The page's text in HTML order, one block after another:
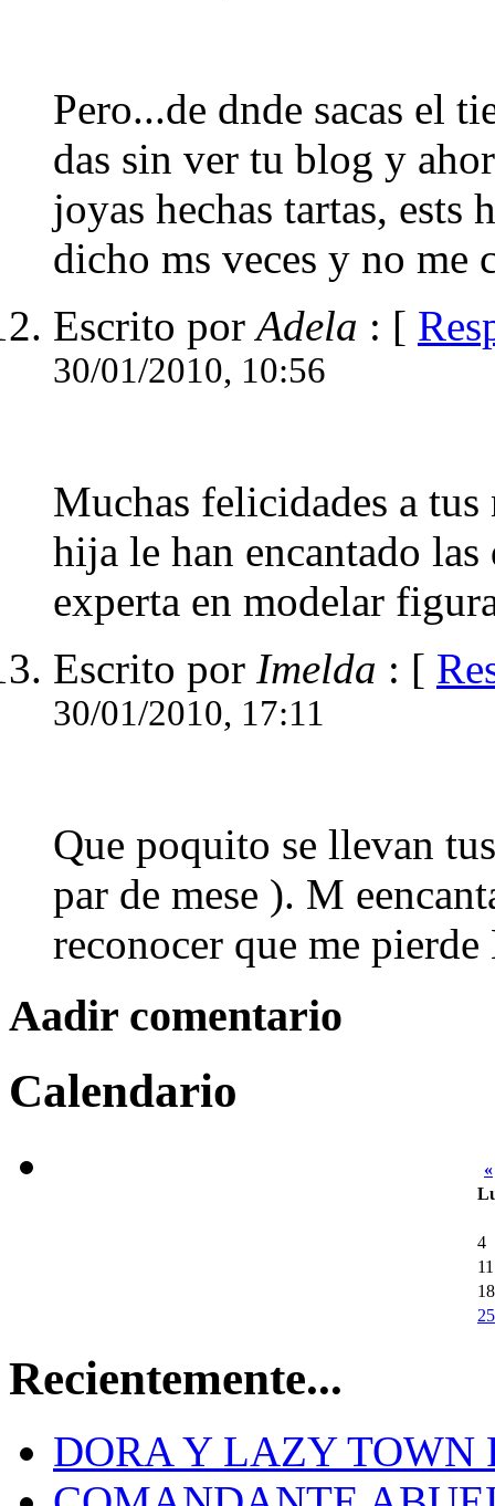
Pero...de dnde sacas el
das sin ver tu blog y
joyas hechas tartas, ests
dicho ms veces y no me
Escrito porAdela : [
30/01/2010, 10:56
Muchas felicidades a
hija le han encantado
experta en modelar
Escrito por Imelda : [
30/01/2010, 17:11
Que poquito se llevan
par de mese ). M
reconocer que me
Aadir comentario
Calendario
«
4
11
18
25
Recientemente...
DORA Y LAZY TOWN